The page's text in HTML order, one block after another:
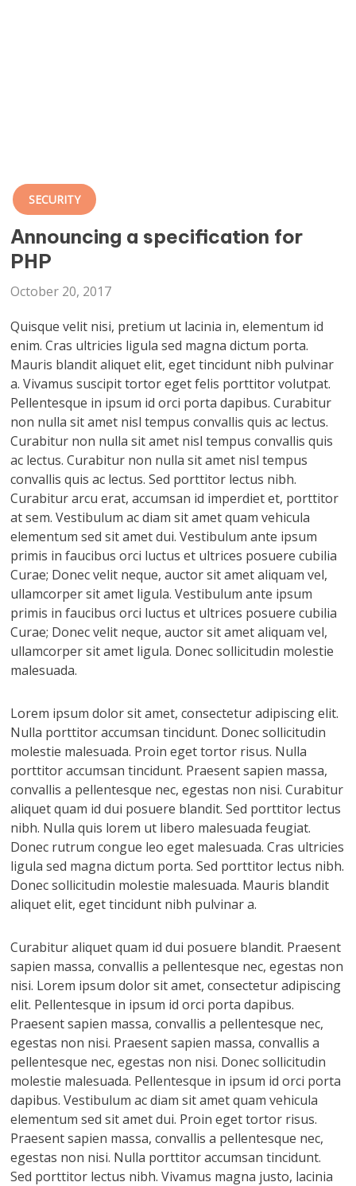
SECURITY
Announcing a specification for
PHP
October 20, 2017
Quisque velit nisi, pretium ut lacinia in, elementum id
enim. Cras ultricies ligula sed magna dictum porta.
Mauris blandit aliquet elit, eget tincidunt nibh pulvinar
a. Vivamus suscipit tortor eget felis porttitor volutpat.
Pellentesque in ipsum id orci porta dapibus. Curabitur
non nulla sit amet nisl tempus convallis quis ac lectus.
Curabitur non nulla sit amet nisl tempus convallis quis
ac lectus. Curabitur non nulla sit amet nisl tempus
convallis quis ac lectus. Sed porttitor lectus nibh.
Curabitur arcu erat, accumsan id imperdiet et, porttitor
at sem. Vestibulum ac diam sit amet quam vehicula
elementum sed sit amet dui. Vestibulum ante ipsum
primis in faucibus orci luctus et ultrices posuere cubilia
Curae; Donec velit neque, auctor sit amet aliquam vel,
ullamcorper sit amet ligula. Vestibulum ante ipsum
primis in faucibus orci luctus et ultrices posuere cubilia
Curae; Donec velit neque, auctor sit amet aliquam vel,
ullamcorper sit amet ligula. Donec sollicitudin molestie
malesuada.
Lorem ipsum dolor sit amet, consectetur adipiscing elit.
Nulla porttitor accumsan tincidunt. Donec sollicitudin
molestie malesuada. Proin eget tortor risus. Nulla
porttitor accumsan tincidunt. Praesent sapien massa,
convallis a pellentesque nec, egestas non nisi. Curabitur
aliquet quam id dui posuere blandit. Sed porttitor lectus
nibh. Nulla quis lorem ut libero malesuada feugiat.
Donec rutrum congue leo eget malesuada. Cras ultricies
ligula sed magna dictum porta. Sed porttitor lectus nibh.
Donec sollicitudin molestie malesuada. Mauris blandit
aliquet elit, eget tincidunt nibh pulvinar a.
Curabitur aliquet quam id dui posuere blandit. Praesent
sapien massa, convallis a pellentesque nec, egestas non
nisi. Lorem ipsum dolor sit amet, consectetur adipiscing
elit. Pellentesque in ipsum id orci porta dapibus.
Praesent sapien massa, convallis a pellentesque nec,
egestas non nisi. Praesent sapien massa, convallis a
pellentesque nec, egestas non nisi. Donec sollicitudin
molestie malesuada. Pellentesque in ipsum id orci porta
dapibus. Vestibulum ac diam sit amet quam vehicula
elementum sed sit amet dui. Proin eget tortor risus.
Praesent sapien massa, convallis a pellentesque nec,
egestas non nisi. Nulla porttitor accumsan tincidunt.
Sed porttitor lectus nibh. Vivamus magna justo, lacinia